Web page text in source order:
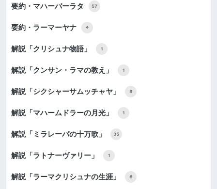
要約・マハーバーラタ 57
要約・ラーマーヤナ 4
解説「クリシュナ物語」 1
解説「クンサン・ラマの教え」 1
解説「シクシャーサムッチャヤ」 8
解説「マハームドラーの月光」 1
解説「ミラレーパの十万歌」 35
解説「ラトナーヴァリー」 1
解説「ラーマクリシュナの生涯」 6